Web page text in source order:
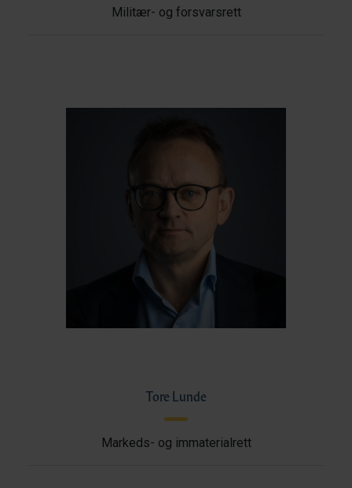
Militær- og forsvarsrett
Tore Lunde
Markeds- og immaterialrett